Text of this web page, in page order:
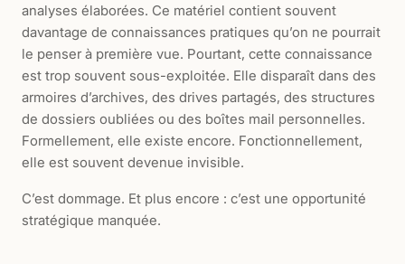
analyses élaborées. Ce matériel contient souvent
davantage de connaissances pratiques qu’on ne pourrait
le penser à première vue. Pourtant, cette connaissance
est trop souvent sous-exploitée. Elle disparaît dans des
armoires d’archives, des drives partagés, des structures
de dossiers oubliées ou des boîtes mail personnelles.
Formellement, elle existe encore. Fonctionnellement,
elle est souvent devenue invisible.
C’est dommage. Et plus encore : c’est une opportunité
stratégique manquée.